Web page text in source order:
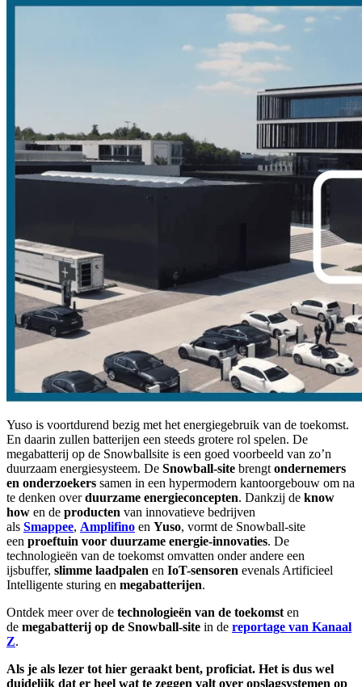
Yuso is voortdurend bezig met het energiegebruik van de toekomst.
En daarin zullen batterijen een steeds grotere rol spelen. De
megabatterij op de Snowballsite is een goed voorbeeld van zo’n
duurzaam energiesysteem. De Snowball-site brengt ondernemers
en onderzoekers samen in een hypermodern kantoorgebouw om na
te denken overduurzame energieconcepten. Dankzij de know
how en de producten van innovatieve bedrijven
als Smappee, Amplifino en Yuso, vormt de Snowball-site
een proeftuin voor duurzame energie-innovaties. De
technologieën van de toekomst omvatten onder andere een
ijsbuffer, slimme laadpalen en IoT-sensoren evenals Artificieel
Intelligente sturing en megabatterijen.
Ontdek meer over de technologieën van de toekomst en
de megabatterij op de Snowball-site in de reportage van Kanaal
Z.
Als je als lezer tot hier geraakt bent, proficiat. Het is dus wel
duidelijk dat er heel wat te zeggen valt over opslagsystemen op